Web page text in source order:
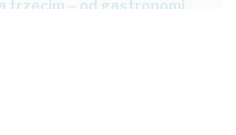
trzecim – od gastronomi.